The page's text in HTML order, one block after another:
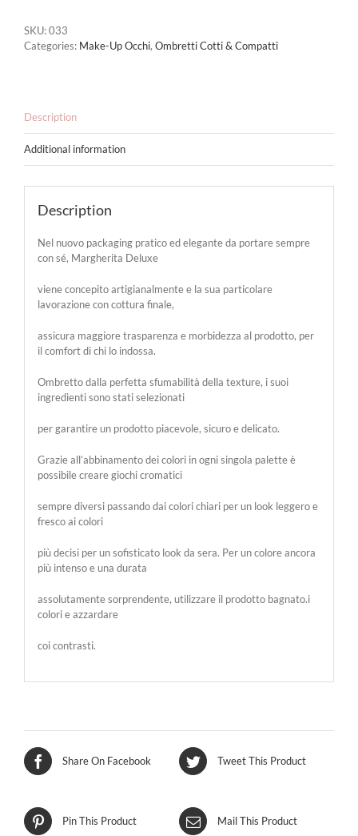
SKU:033
Categories: Make-Up Occhi, Ombretti Cotti & Compatti
Description
Additional information
Description
Nel nuovo packaging pratico ed elegante da portare sempre
con sé, Margherita Deluxe
viene concepito artigianalmente e la sua particolare
lavorazione con cottura finale,
assicura maggiore trasparenza e morbidezza al prodotto, per
il comfort di chi lo indossa.
Ombretto dalla perfetta sfumabilità della texture, i suoi
ingredienti sono stati selezionati
per garantire un prodotto piacevole, sicuro e delicato.
Grazie all’abbinamento dei colori in ogni singola palette è
possibile creare giochi cromatici
sempre diversi passando dai colori chiari per un look leggero e
fresco ai colori
più decisi per un sofisticato look da sera. Per un colore ancora
più intenso e una durata
assolutamente sorprendente, utilizzare il prodotto bagnato.i
colori e azzardare
coi contrasti.
Share On Facebook Tweet This Product
Pin This Product Mail This Product